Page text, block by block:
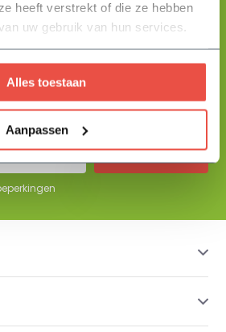
heeft verstrekt of die ze hebben
uw gebruik van hun services.
Alles toestaan
Aanpassen
+31 344 23 44 64
info@flowbo.nl
per mail